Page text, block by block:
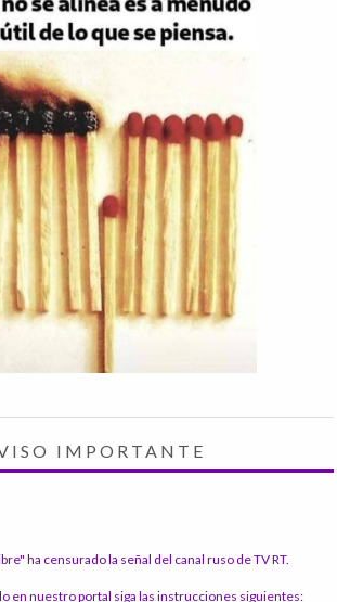
IMPORTANTE
ha censurado la señal del canal ruso de TV RT.
en nuestro portal siga las instrucciones siguientes: